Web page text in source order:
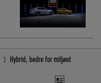
Hybrid, bedre for miljøet